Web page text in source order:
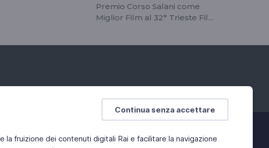
Continua senza accettare
fruizione dei contenuti digitali Rai e facilitare la navigazione
Premio Corso Salani come
Miglior Film al 32° Trieste Film